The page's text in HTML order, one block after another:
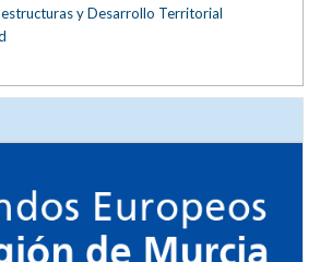
y Desarrollo Territorial